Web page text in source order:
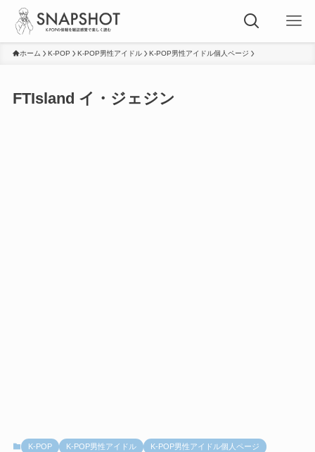
ホーム K-POP K-POP男性アイドル K-POP男性アイドル個人ページ
FTIsland イ・ジェジン
K-POP K-POP男性アイドル K-POP男性アイドル個人ページ